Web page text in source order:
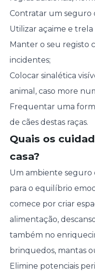
Contratar um seguro
Utilizar açaime e
Manter o seu registo
incidentes;
Colocar sinalética
animal, caso more
Frequentar uma
de cães destas raças.
Quais os
casa?
Um ambiente seguro
para o equilíbrio
comece por criar
alimentação,
também no
brinquedos, mantas
Elimine potenciais